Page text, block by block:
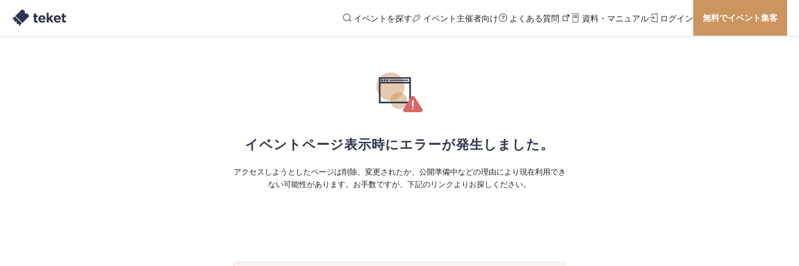
イベントを探す イベント主催者向け よくある質問 資料・マニュアル ログイン 無料でイベント集客
イベントページ表示時にエラーが発生しました。
アクセスしようとしたページは削除、変更されたか、公開準備中などの理由により現在利用でき
ない可能性があります。お手数ですが、下記のリンクよりお探しください。